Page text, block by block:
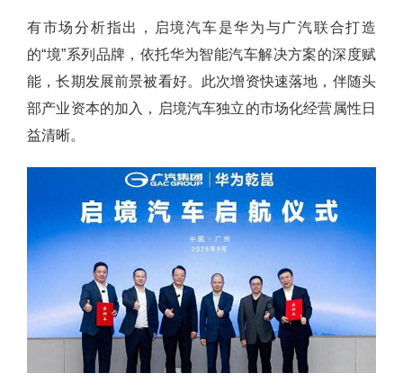
有市场分析指出，启境汽车是华为与广汽联合打造
的“境”系列品牌，依托华为智能汽车解决方案的深度赋
能，长期发展前景被看好。此次增资快速落地，伴随头
部产业资本的加入，启境汽车独立的市场化经营属性日
益清晰。